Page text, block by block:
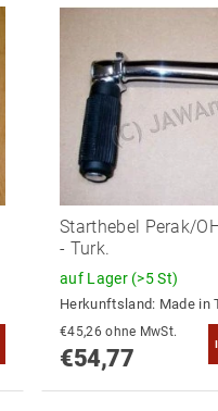
Starthebel Perak/
- Turk.
auf Lager (>5 St)
Herkunftsland: Made in
€45,26 ohne MwSt.
€54,77